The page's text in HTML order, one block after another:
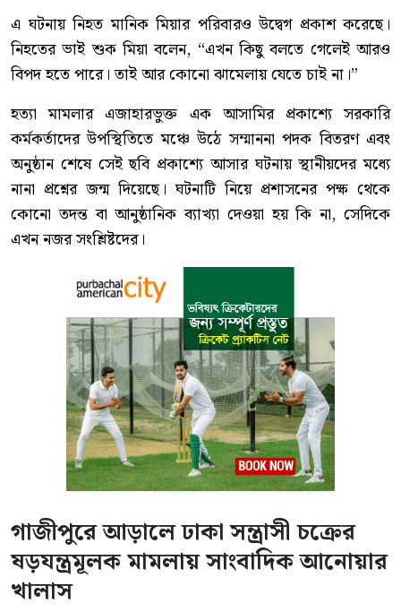
এ ঘটনায় নিহত মানিক মিয়ার পরিবারও উদ্বেগ প্রকাশ করেছে।
নিহতের ভাই শুক মিয়া বলেন, “এখন কিছু বলতে গেলেই আরও
বিপদ হতে পারে। তাই আর কোনো ঝামেলায় যেতে চাই না।”
হত্যা মামলার এজাহারভুক্ত এক আসামির প্রকাশ্যে সরকারি
কর্মকর্তাদের উপস্থিতিতে মঞ্চে উঠে সম্মাননা পদক বিতরণ এবং
অনুষ্ঠান শেষে সেই ছবি প্রকাশ্যে আসার ঘটনায় স্থানীয়দের মধ্যে
নানা প্রশ্নের জন্ম দিয়েছে। ঘটনাটি নিয়ে প্রশাসনের পক্ষ থেকে
কোনো তদন্ত বা আনুষ্ঠানিক ব্যাখ্যা দেওয়া হয় কি না, সেদিকে
এখন নজর সংশ্লিষ্টদের।
গাজীপুরে আড়ালে ঢাকা সন্ত্রাসী চক্রের
ষড়যন্ত্রমূলক মামলায় সাংবাদিক আনোয়ার
খালাস